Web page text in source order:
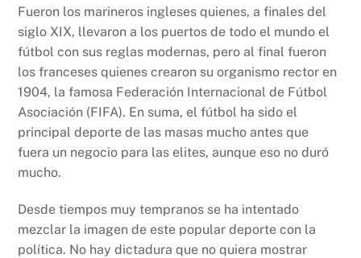
Fueron los marineros ingleses quienes, a finales del
siglo XIX, llevaron a los puertos de todo el mundo el
fútbol con sus reglas modernas, pero al final fueron
los franceses quienes crearon su organismo rector en
1904, la famosa Federación Internacional de Fútbol
Asociación (FIFA). En suma, el fútbol ha sido el
principal deporte de las masas mucho antes que
fuera un negocio para las elites, aunque eso no duró
mucho.
Desde tiempos muy tempranos se ha intentado
mezclar la imagen de este popular deporte con la
política. No hay dictadura que no quiera mostrar